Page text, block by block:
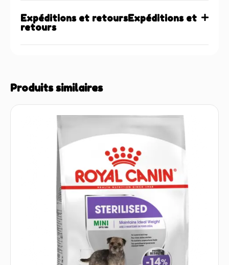
Expéditions et retoursExpéditions et
retours
Produits similaires